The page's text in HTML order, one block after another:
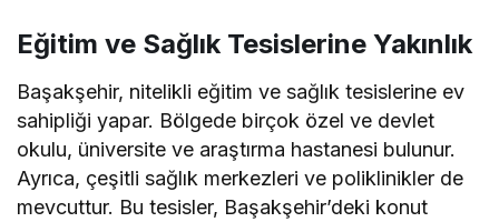
Eğitim ve Sağlık Tesislerine Yakınlık
Başakşehir, nitelikli eğitim ve sağlık tesislerine ev
sahipliği yapar. Bölgede birçok özel ve devlet
okulu, üniversite ve araştırma hastanesi bulunur.
Ayrıca, çeşitli sağlık merkezleri ve poliklinikler de
mevcuttur. Bu tesisler, Başakşehir’deki konut